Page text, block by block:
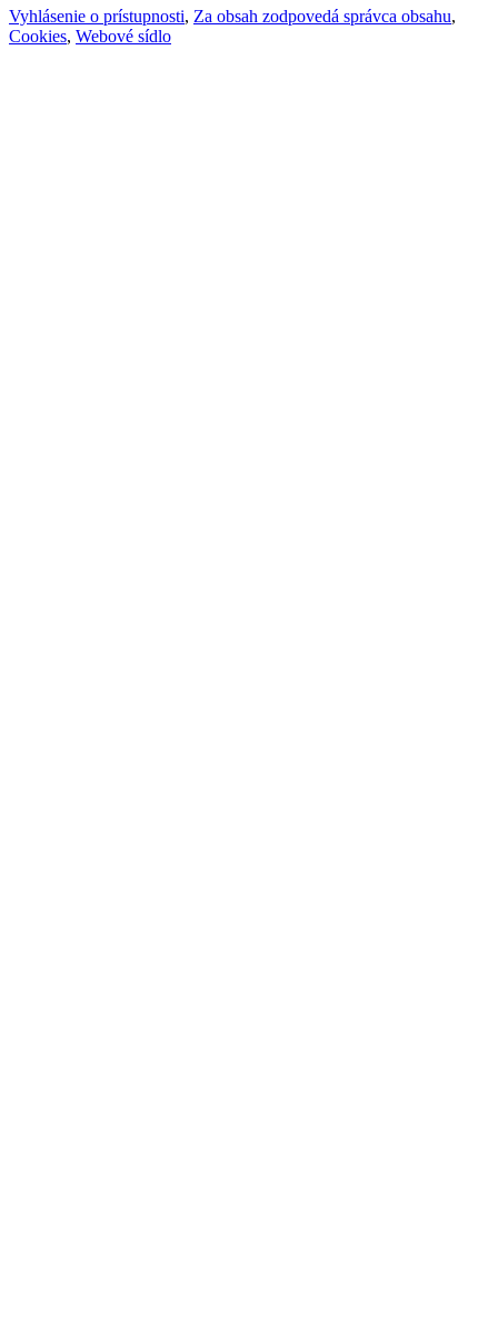
Vyhlásenie o prístupnosti, Za obsah zodpovedá správca obsahu,
Cookies, Webové sídlo